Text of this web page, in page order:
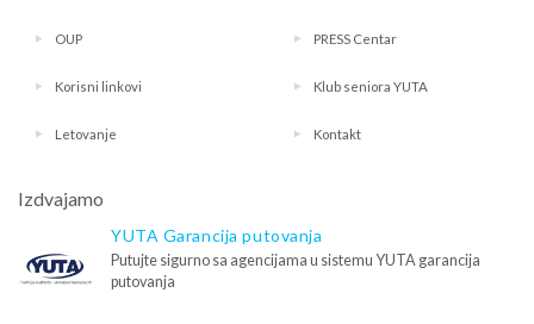
OUP PRESS Centar
Korisni linkovi Klub seniora YUTA
Letovanje Kontakt
Izdvajamo
YUTA Garancija putovanja
Putujte sigurno sa agencijama u sistemu YUTA garancija
putovanja